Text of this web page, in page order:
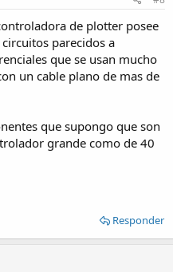
de plotter posee
parecidos a
que se usan mucho
un cable plano de mas de
que supongo que son
grande como de 40
Responder